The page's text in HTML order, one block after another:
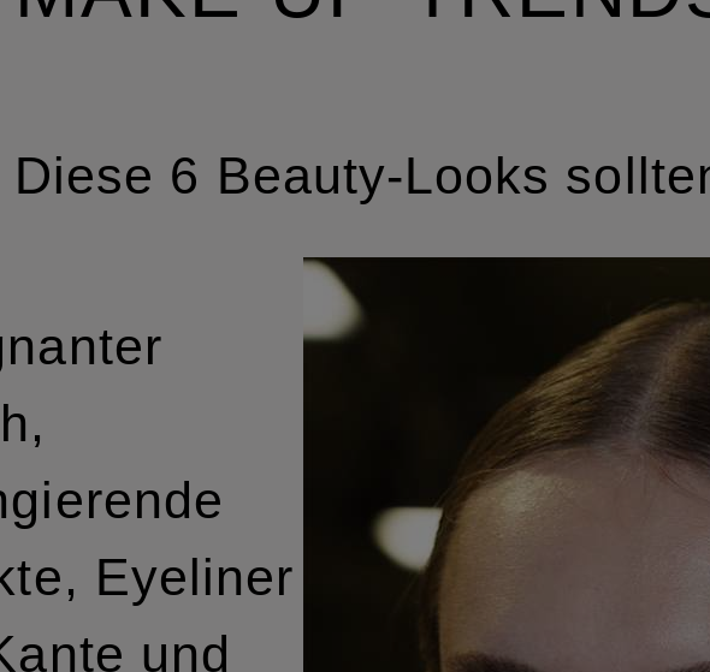
Diese 6 Beauty-Looks
Eyeliner
und